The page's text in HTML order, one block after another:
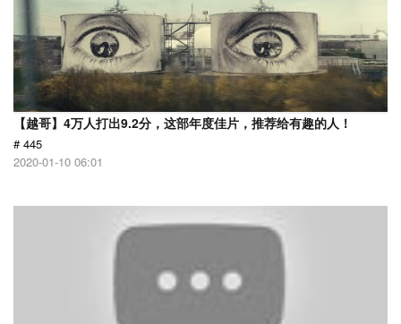
【越哥】4万人打出9.2分，这部年度佳片，推荐给有趣的人！
# 445
2020-01-10 06:01